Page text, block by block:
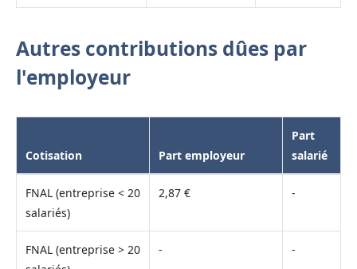
Autres contributions dûes par
l'employeur
Cotisation Part employeur
Part
salarié
FNAL (entreprise < 20
salariés)
2,87 € -
FNAL (entreprise > 20
- -